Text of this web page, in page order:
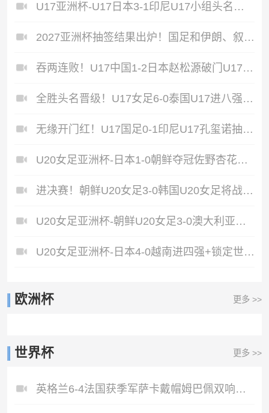
U17亚洲杯-U17日本3-1印尼U17小组头名出线
2027亚洲杯抽签结果出炉！国足和伊朗、叙利亚、吉尔吉斯斯坦同组
吞两连败！U17中国1-2日本赵松源破门U17国足全场仅2次射门
全胜头名晋级！U17女足6-0泰国U17进八强女足小组赛进15球0失球
无缘开门红！U17国足0-1印尼U17孔玺诺抽射造险国足下场对阵日本
U20女足亚洲杯-日本1-0朝鲜夺冠佐野杏花头球制胜朝鲜首次丢球
进决赛！朝鲜U20女足3-0韩国U20女足将战中国U20女足与日本胜者
U20女足亚洲杯-朝鲜U20女足3-0澳大利亚晋级4强获得世青赛资格
U20女足亚洲杯-日本4-0越南进四强+锁定世青赛资格双方射门22-0
欧洲杯 更多 >>
世界杯 更多 >>
英格兰6-4法国获季军萨卡戴帽姆巴佩双响创纪录奥利塞2助+失良机